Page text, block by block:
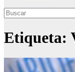
Etiqueta: